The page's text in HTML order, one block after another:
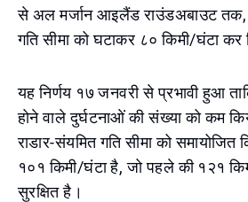
से अल मर्जान आइलैंड राउंडअबाउट तक,
गति सीमा को घटाकर ८० किमी/घंटा कर
यह निर्णय १७ जनवरी से प्रभावी हुआ
होने वाले दुर्घटनाओं की संख्या को कम
राडार-संयमित गति सीमा को समायोजित
१०१ किमी/घंटा है, जो पहले की १२१
सुरक्षित है।